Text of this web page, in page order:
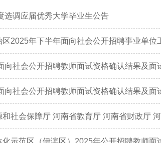
选调应届优秀大学毕业生公告
区2025年下半年面向社会公开招聘事业单位
向社会公开招聘教师面试资格确认结果及面
向社会公开招聘教师面试资格确认结果及面
示范区（伊滨区）2025年公开招聘教师